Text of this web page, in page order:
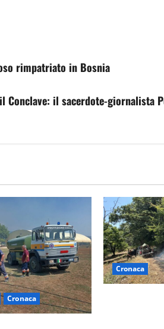
rimpatriato in Bosnia
Conclave: il sacerdote-giornalista
Cronaca
Cronaca